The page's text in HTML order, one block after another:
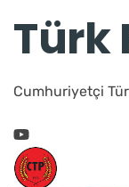
Türk
Cumhuriyetçi